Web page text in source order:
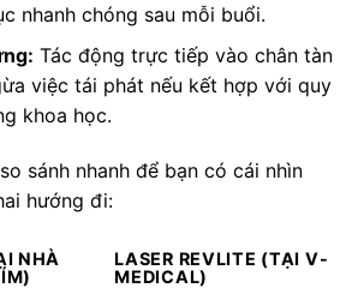
nhanh chóng sau mỗi buổi.
Tác động trực tiếp vào chân tàn
việc tái phát nếu kết hợp với quy
khoa học.
sánh nhanh để bạn có cái nhìn
hướng đi:
NHÀ
LASER REVLITE (TẠI V-
MEDICAL)